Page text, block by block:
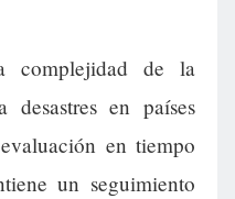
complejidad de la
desastres en países
en tiempo
un seguimiento